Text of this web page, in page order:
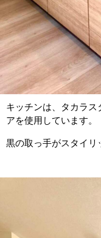
キッチンは、タカラス
アを使用しています。
黒の取っ手がスタイリ